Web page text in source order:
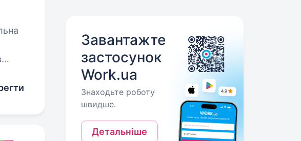
Завантажте
застосунок
Work.ua
Знаходьте роботу
швидше.
Детальніше